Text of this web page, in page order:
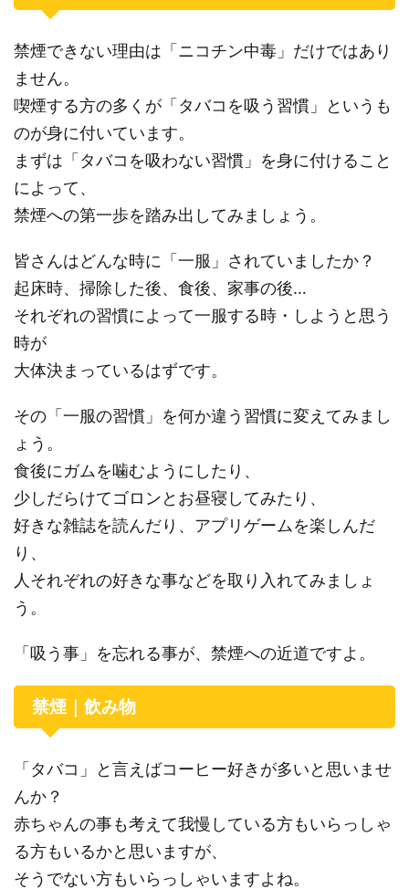
禁煙できない理由は「ニコチン中毒」だけではあり
ません。
喫煙する方の多くが「タバコを吸う習慣」というも
のが身に付いています。
まずは「タバコを吸わない習慣」を身に付けること
によって、
禁煙への第一歩を踏み出してみましょう。
皆さんはどんな時に「一服」されていましたか？
起床時、掃除した後、食後、家事の後…
それぞれの習慣によって一服する時・しようと思う
時が
大体決まっているはずです。
その「一服の習慣」を何か違う習慣に変えてみまし
ょう。
食後にガムを噛むようにしたり、
少しだらけてゴロンとお昼寝してみたり、
好きな雑誌を読んだり、アプリゲームを楽しんだ
り、
人それぞれの好きな事などを取り入れてみましょ
う。
「吸う事」を忘れる事が、禁煙への近道ですよ。
禁煙｜飲み物
「タバコ」と言えばコーヒー好きが多いと思いませ
んか？
赤ちゃんの事も考えて我慢している方もいらっしゃ
る方もいるかと思いますが、
そうでない方もいらっしゃいますよね。